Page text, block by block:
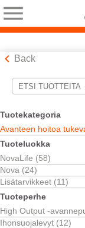
Back
Tuotekategoria
Avanteen hoitoa
Tuoteluokka
NovaLife (58)
Nova (24)
Lisätarvikkeet (11)
Tuoteperhe
High Output -
Ihonsuojalevyt (12)
Hakutyökalut
Valintasi:
Avanteen hoitoa
Ihonsuojarenkaat ja
Järjestä: